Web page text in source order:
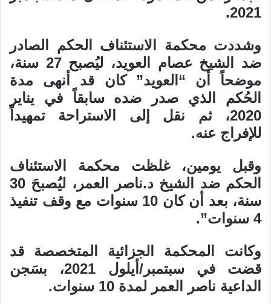
2021.
وشددت محكمة الاستئناف الحكم الصادر
ضد الشيخ عصام العويد، ليُصبح 27 سنة،
موضحاً أن “العويد” كان قد أنهى مدة
الحُكم الذي صدر ضده سابقاً في يناير
2020، ثم نقل إلى الاستراحة تمهيداً
للإفراج عنه.
وقبل يومين، غلظت محكمة الاستئناف
الحكم ضد الشيخ د.ناصر العمر، ليُصبحَ 30
سنة، بعد أن كان 10 سنوات مع وقف تنفيذ
4 سنوات”.
وكانت المحكمة الجزائية المتخصصة قد
قضت في سبتمبر/أيلول 2021، بسَجن
الداعية ناصر العمر لمدة 10 سنوات.